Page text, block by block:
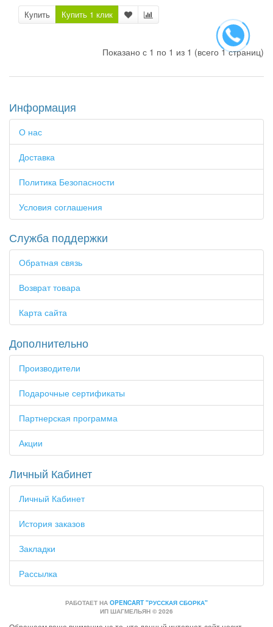
Купить Купить 1 клик
Показано с 1 по 1 из 1 (всего 1 страниц)
Информация
О нас
Доставка
Политика Безопасности
Условия соглашения
Служба поддержки
Обратная связь
Возврат товара
Карта сайта
Дополнительно
Производители
Подарочные сертификаты
Партнерская программа
Акции
Личный Кабинет
Личный Кабинет
История заказов
Закладки
Рассылка
РАБОТАЕТ НА OPENCART "РУССКАЯ СБОРКА"
ИП ШАГМЕЛЬЯН © 2026